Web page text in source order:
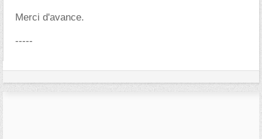
Merci d'avance.
-----